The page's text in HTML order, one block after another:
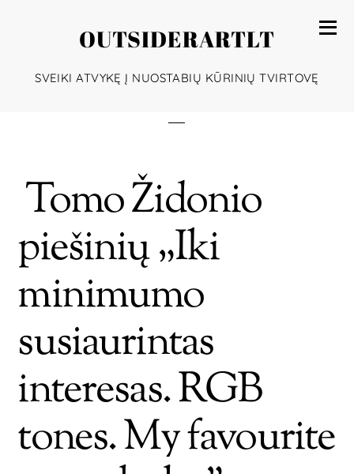
OUTSIDERARTLT
SVEIKI ATVYKĘ Į NUOSTABIŲ KŪRINIŲ TVIRTOVĘ
Tomo Židonio
piešinių „Iki
minimumo
susiaurintas
interesas. RGB
tones. My favourite